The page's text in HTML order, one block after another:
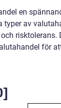
en
typer av
för